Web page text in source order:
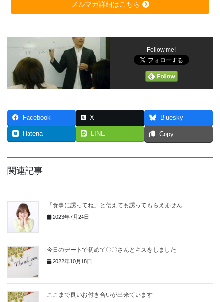
メルマガ詳細はこちら
Follow me!
Facebook X Bluesky
Hatena LINE Copy
関連記事
「食事に誘ってね」と伝えても誘ってもらえません
2023年7月24日
今日のデートで初めて〇〇さんとキスをしました
2022年10月18日
ここまで良いお付き合いが出来ています